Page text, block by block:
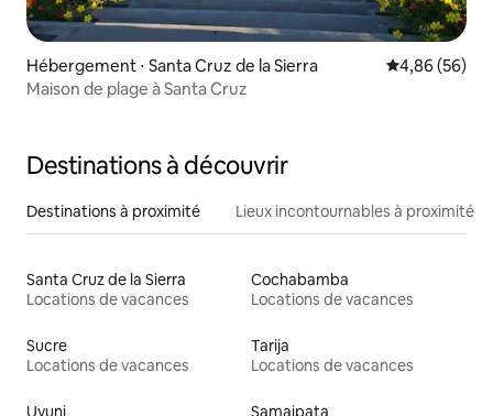
Hébergement ⋅ Santa Cruz de la Sierra Évaluation
4,86 (56)
Maison de plage à Santa Cruz
Destinations à découvrir
Destinations à proximité Lieux incontournables à proximité
Santa Cruz de la Sierra
Locations de vacances
Cochabamba
Locations de vacances
Sucre
Locations de vacances
Tarija
Locations de vacances
Uyuni Samaipata